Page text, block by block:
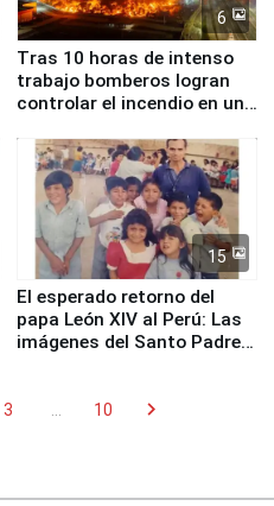
6
Tras 10 horas de intenso
trabajo bomberos logran
controlar el incendio en una
de Chile
15
El esperado retorno del
papa León XIV al Perú: Las
imágenes del Santo Padre
3 10 chevron_right